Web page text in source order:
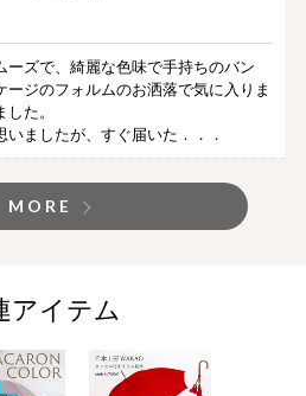
ーズで、綺麗な色味で手持ちのバン
ージのフォルムのお洒落で気に入りま
た。
いましたが、すぐ届いた．．．
MORE
アイテム